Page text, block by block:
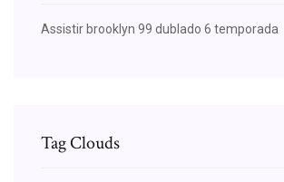
Assistir brooklyn 99 dublado 6 temporada
Tag Clouds